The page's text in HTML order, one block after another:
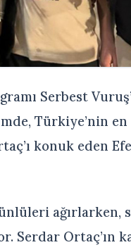
Serbest
Türkiye’nin
konuk eden
ağırlarken,
Ortaç’ın